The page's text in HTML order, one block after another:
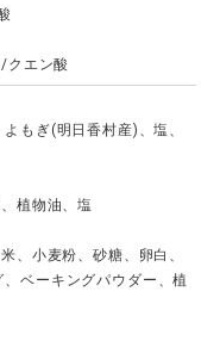
クエン酸
もぎ(明日香村産)、塩、
植物油、塩
、小麦粉、砂糖、卵白、
ベーキングパウダー、植